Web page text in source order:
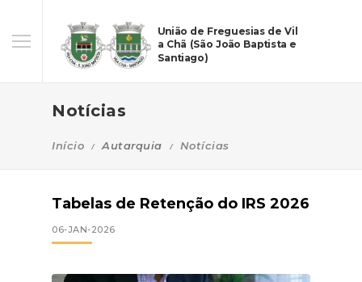
União de Freguesias de Vil
a Chã (São João Baptista e
Santiago)
Notícias
Início Autarquia Notícias
Tabelas de Retenção do IRS 2026
06-JAN-2026